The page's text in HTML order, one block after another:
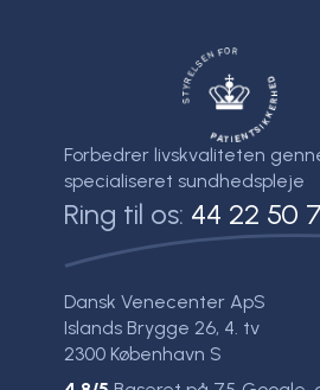
Forbedrer livskvaliteten
specialiseret sundhedspleje
Ring til os: 44 22 50
Dansk Venecenter ApS
Islands Brygge 26, 4. tv
2300 København S